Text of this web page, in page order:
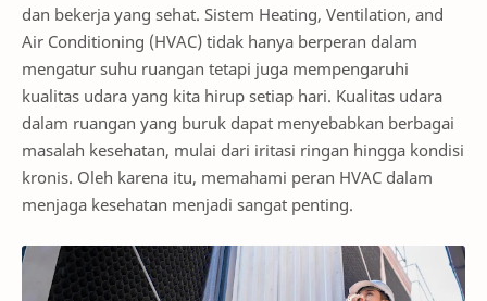
dan bekerja yang sehat. Sistem Heating, Ventilation, and
Air Conditioning (HVAC) tidak hanya berperan dalam
mengatur suhu ruangan tetapi juga mempengaruhi
kualitas udara yang kita hirup setiap hari. Kualitas udara
dalam ruangan yang buruk dapat menyebabkan berbagai
masalah kesehatan, mulai dari iritasi ringan hingga kondisi
kronis. Oleh karena itu, memahami peran HVAC dalam
menjaga kesehatan menjadi sangat penting.